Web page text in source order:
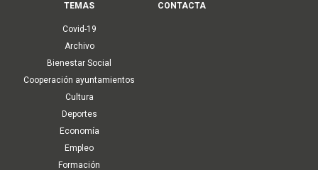
TEMAS
Covid-19
Archivo
Bienestar Social
Cooperación ayuntamientos
Cultura
Deportes
Economía
Empleo
Formación
CONTACTA